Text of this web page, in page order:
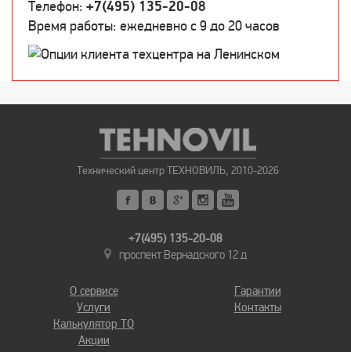
Телефон: +7(495) 135-20-08
Время работы: ежедневно c 9 до 20 часов
Технический центр ТЕХНОВИЛЬ, 2010-2026
+7(495) 135-20-08
проспект Вернадского 12 д
О сервисе
Услуги
Калькулятор ТО
Акции
Гарантии
Контакты